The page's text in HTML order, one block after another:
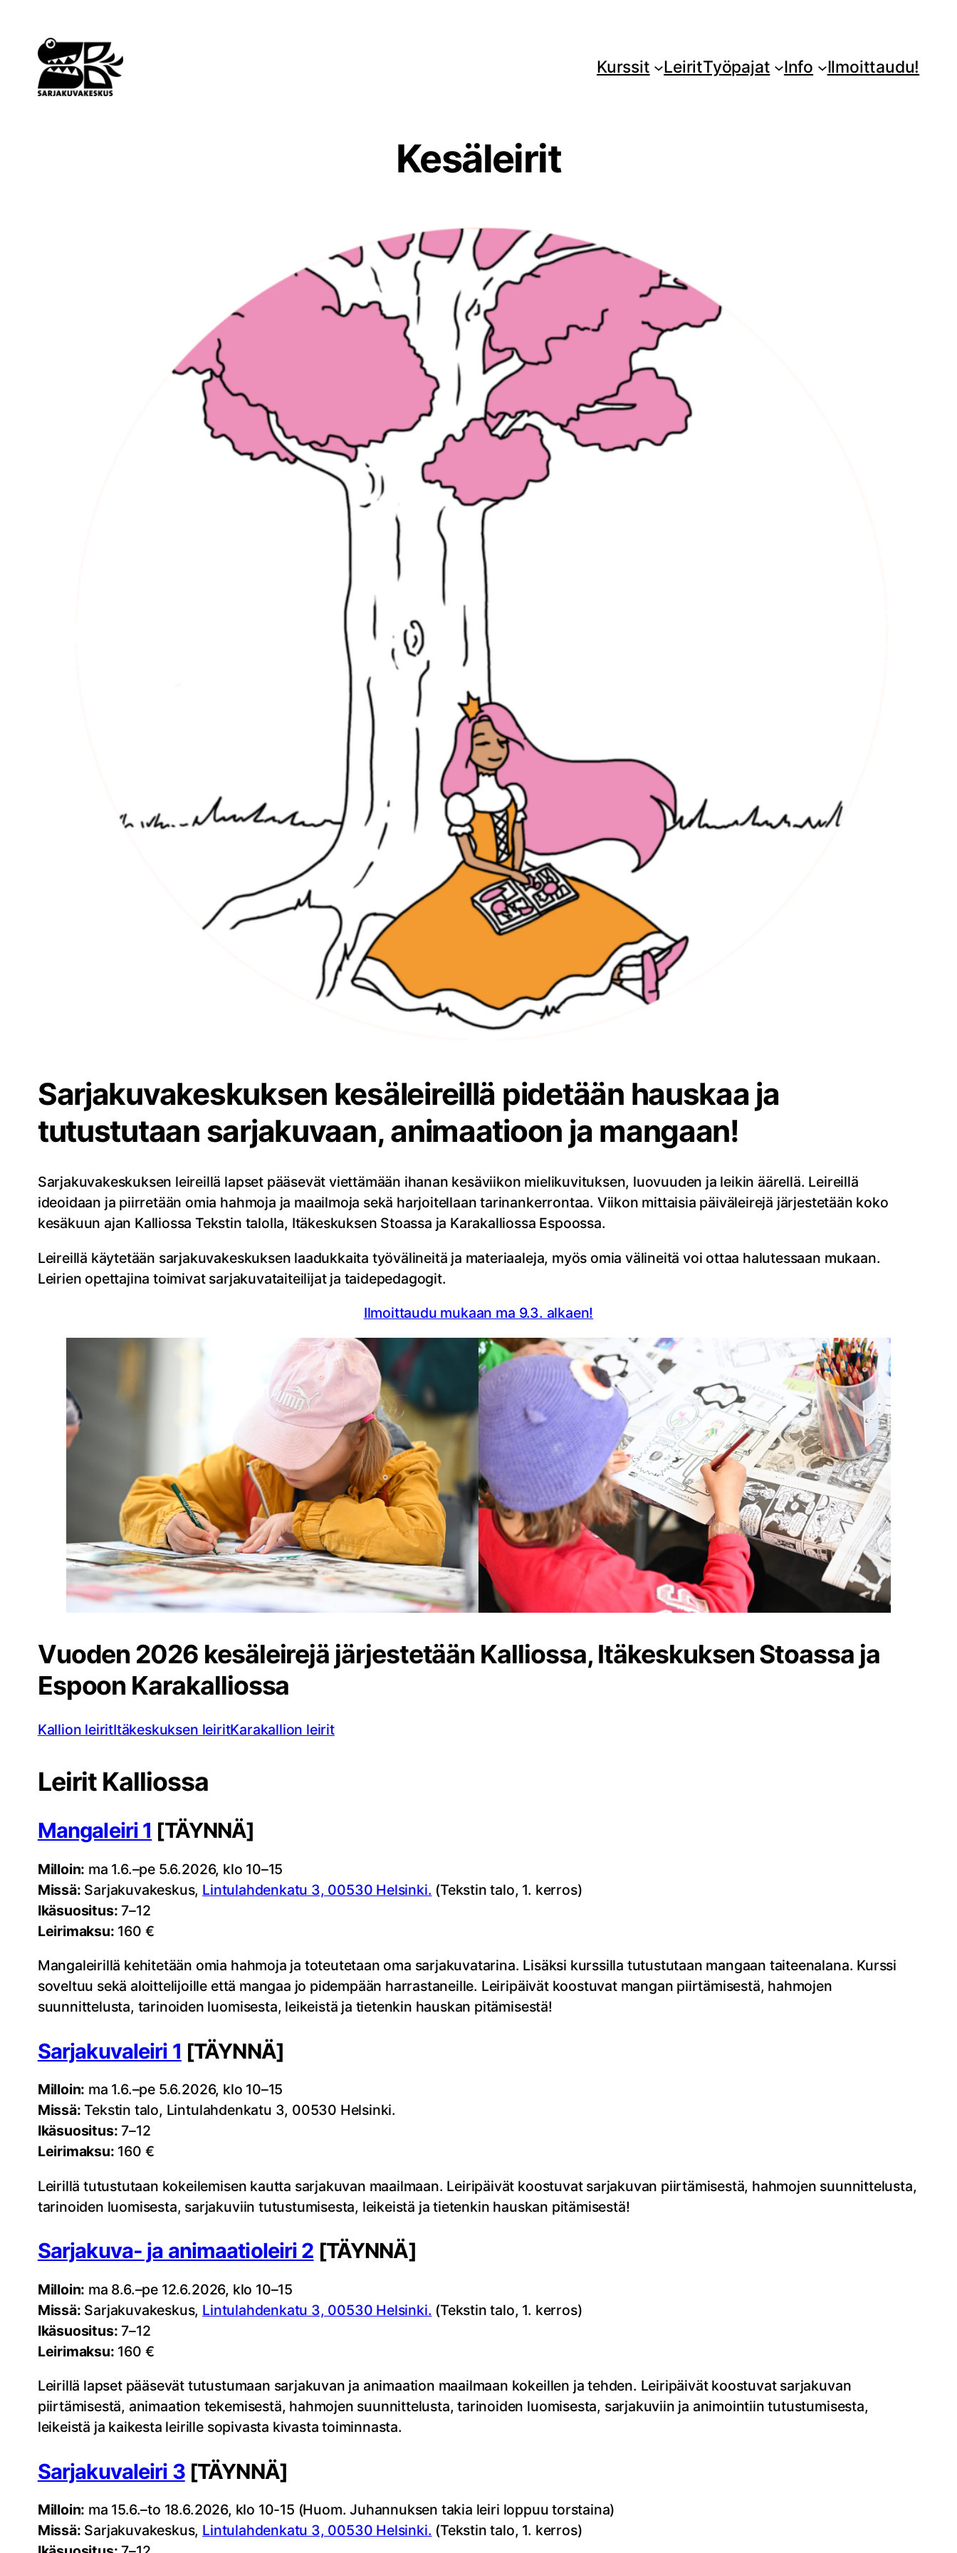
sisältöön
Kurssit LeiritTyöpajat Info Ilmoittaudu!
Kesäleirit
Sarjakuvakeskuksen kesäleireillä pidetään hauskaa ja
tutustutaan sarjakuvaan, animaatioon ja mangaan!
Sarjakuvakeskuksen leireillä lapset pääsevät viettämään ihanan kesäviikon mielikuvituksen, luovuuden ja leikin äärellä. Leireillä
ideoidaan ja piirretään omia hahmoja ja maailmoja sekä harjoitellaan tarinankerrontaa. Viikon mittaisia päiväleirejä järjestetään koko
kesäkuun ajan Kalliossa Tekstin talolla, Itäkeskuksen Stoassa ja Karakalliossa Espoossa.
Leireillä käytetään sarjakuvakeskuksen laadukkaita työvälineitä ja materiaaleja, myös omia välineitä voi ottaa halutessaan mukaan.
Leirien opettajina toimivat sarjakuvataiteilijat ja taidepedagogit.
Ilmoittaudu mukaan ma 9.3. alkaen!
Vuoden 2026 kesäleirejä järjestetään Kalliossa, Itäkeskuksen Stoassa ja
Espoon Karakalliossa
Kallion leiritItäkeskuksen leiritKarakallion leirit
Leirit Kalliossa
Mangaleiri 1 [TÄYNNÄ]
Milloin: ma 1.6.–pe 5.6.2026, klo 10–15
Missä: Sarjakuvakeskus, Lintulahdenkatu 3, 00530 Helsinki. (Tekstin talo, 1. kerros)
Ikäsuositus:7–12
Leirimaksu: 160 €
Mangaleirillä kehitetään omia hahmoja ja toteutetaan oma sarjakuvatarina. Lisäksi kurssilla tutustutaan mangaan taiteenalana. Kurssi
soveltuu sekä aloittelijoille että mangaa jo pidempään harrastaneille. Leiripäivät koostuvat mangan piirtämisestä, hahmojen
suunnittelusta, tarinoiden luomisesta, leikeistä ja tietenkin hauskan pitämisestä!
Sarjakuvaleiri 1 [TÄYNNÄ]
Milloin: ma 1.6.–pe 5.6.2026, klo 10–15
Missä: Tekstin talo, Lintulahdenkatu 3, 00530 Helsinki.
Ikäsuositus:7–12
Leirimaksu: 160 €
Leirillä tutustutaan kokeilemisen kautta sarjakuvan maailmaan. Leiripäivät koostuvat sarjakuvan piirtämisestä, hahmojen suunnittelusta,
tarinoiden luomisesta, sarjakuviin tutustumisesta, leikeistä ja tietenkin hauskan pitämisestä!
Sarjakuva- ja animaatioleiri 2 [TÄYNNÄ]
Milloin: ma 8.6.–pe 12.6.2026, klo 10–15
Missä: Sarjakuvakeskus, Lintulahdenkatu 3, 00530 Helsinki. (Tekstin talo, 1. kerros)
Ikäsuositus:7–12
Leirimaksu: 160 €
Leirillä lapset pääsevät tutustumaan sarjakuvan ja animaation maailmaan kokeillen ja tehden. Leiripäivät koostuvat sarjakuvan
piirtämisestä, animaation tekemisestä, hahmojen suunnittelusta, tarinoiden luomisesta, sarjakuviin ja animointiin tutustumisesta,
leikeistä ja kaikesta leirille sopivasta kivasta toiminnasta.
Sarjakuvaleiri 3[TÄYNNÄ]
Milloin: ma 15.6.–to 18.6.2026, klo 10-15 (Huom. Juhannuksen takia leiri loppuu torstaina)
Missä: Sarjakuvakeskus, Lintulahdenkatu 3, 00530 Helsinki. (Tekstin talo, 1. kerros)